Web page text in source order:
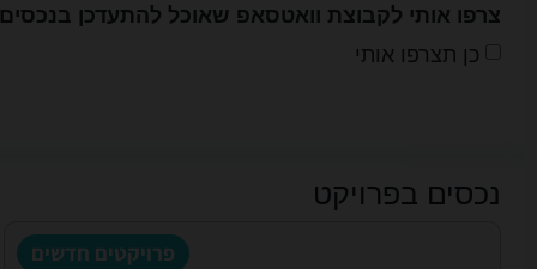
צרפו אותי לקבוצת וואטסאפ שאוכל להתעדכן
כן תצרפו אותי
נכסים בפרויקט
פרויקטים חדשים